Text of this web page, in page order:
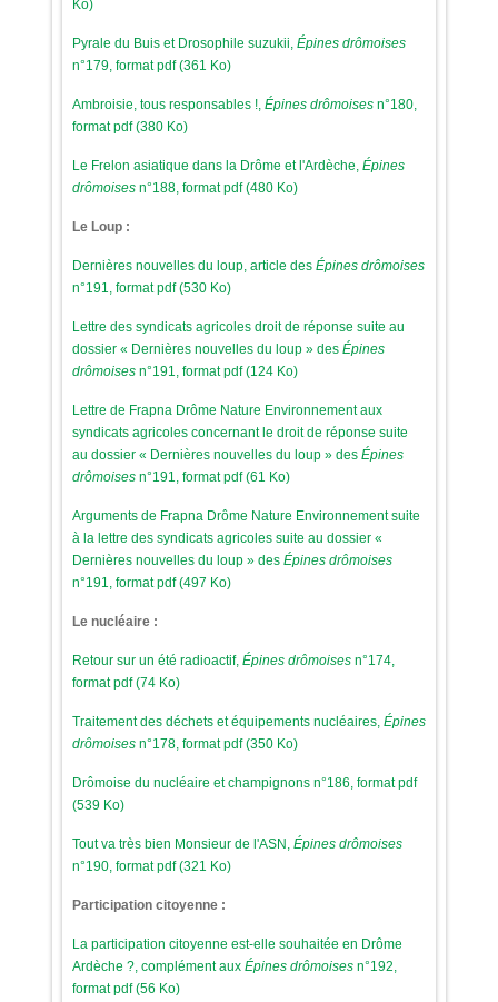
Ko)
Pyrale du Buis et Drosophile suzukii, Épines drômoises
n°179, format pdf (361 Ko)
Ambroisie, tous responsables !, Épines drômoisesn°180,
format pdf (380 Ko)
Le Frelon asiatique dans la Drôme et l'Ardèche, Épines
drômoisesn°188, format pdf (480 Ko)
Le Loup :
Dernières nouvelles du loup, article des Épines drômoises
n°191, format pdf (530 Ko)
Lettre des syndicats agricoles droit de réponse suite au
dossier « Dernières nouvelles du loup » des Épines
drômoisesn°191, format pdf (124 Ko)
Lettre de Frapna Drôme Nature Environnement aux
syndicats agricoles concernant le droit de réponse suite
au dossier « Dernières nouvelles du loup » des Épines
drômoisesn°191, format pdf (61 Ko)
Arguments de Frapna Drôme Nature Environnement suite
à la lettre des syndicats agricoles suite au dossier «
Dernières nouvelles du loup » des Épines drômoises
n°191, format pdf (497 Ko)
Le nucléaire :
Retour sur un été radioactif, Épines drômoisesn°174,
format pdf (74 Ko)
Traitement des déchets et équipements nucléaires, Épines
drômoisesn°178, format pdf (350 Ko)
Drômoise du nucléaire et champignons n°186, format pdf
(539 Ko)
Tout va très bien Monsieur de l'ASN, Épines drômoises
n°190, format pdf (321 Ko)
Participation citoyenne :
La participation citoyenne est-elle souhaitée en Drôme
Ardèche ?, complément aux Épines drômoisesn°192,
format pdf (56 Ko)